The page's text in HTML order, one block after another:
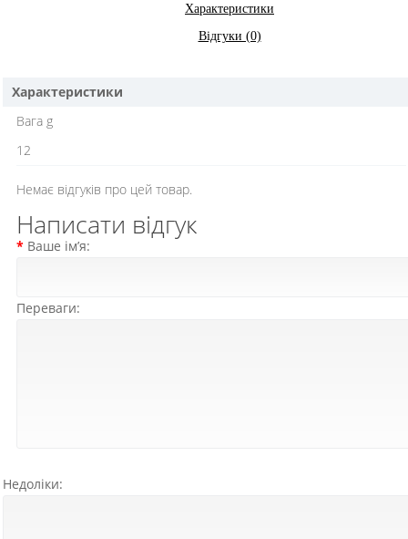
Характеристики
Відгуки (0)
Характеристики
Вага g
12
Немає відгуків про цей товар.
Написати відгук
Ваше ім’я:
Переваги:
Недоліки: